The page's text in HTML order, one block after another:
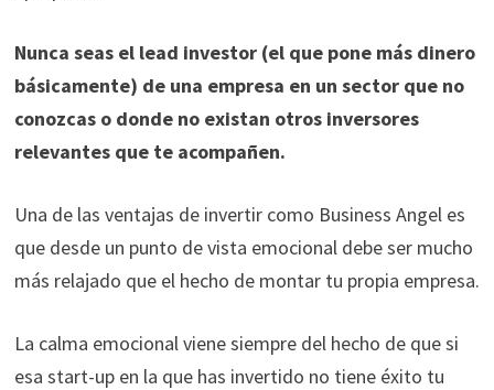
Nunca seas el lead investor (el que pone más dinero
básicamente) de una empresa en un sector que no
conozcas o donde no existan otros inversores
relevantes que te acompañen.
Una de las ventajas de invertir como Business Angel es
que desde un punto de vista emocional debe ser mucho
más relajado que el hecho de montar tu propia empresa.
La calma emocional viene siempre del hecho de que si
esa start-up en la que has invertido no tiene éxito tu